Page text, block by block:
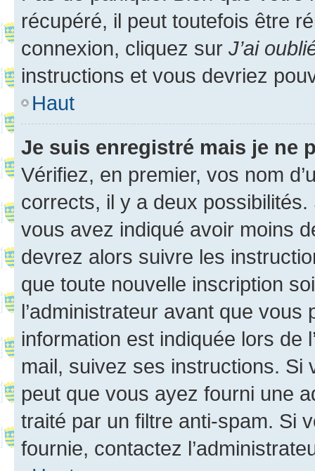
récupéré, il peut toutefois être
connexion, cliquez sur J’ai
instructions et vous devriez
Haut
Je suis enregistré mais je ne
Vérifiez, en premier, vos nom
corrects, il y a deux
vous avez indiqué avoir moins
devrez alors suivre les
que toute nouvelle inscription
l’administrateur avant que
information est indiquée lors de
mail, suivez ses instructions. Si
peut que vous ayez fourni une
traité par un filtre anti-spam. Si
fournie, contactez